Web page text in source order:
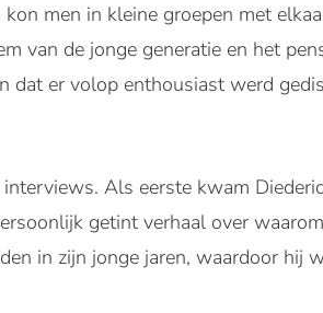
men in kleine groepen met
van de jonge generatie en het
dat er volop enthousiast werd
Als eerste kwam
getint verhaal over
in zijn jonge jaren, waardoor hij